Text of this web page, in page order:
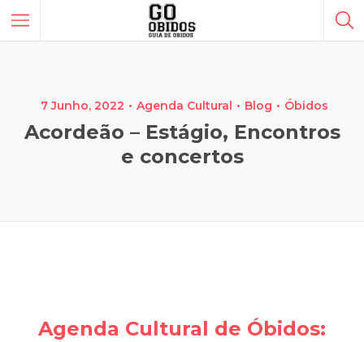
7 Junho, 2022 Agenda Cultural Blog Óbidos
Acordeão – Estágio, Encontros
e concertos
Agenda Cultural de Óbidos: